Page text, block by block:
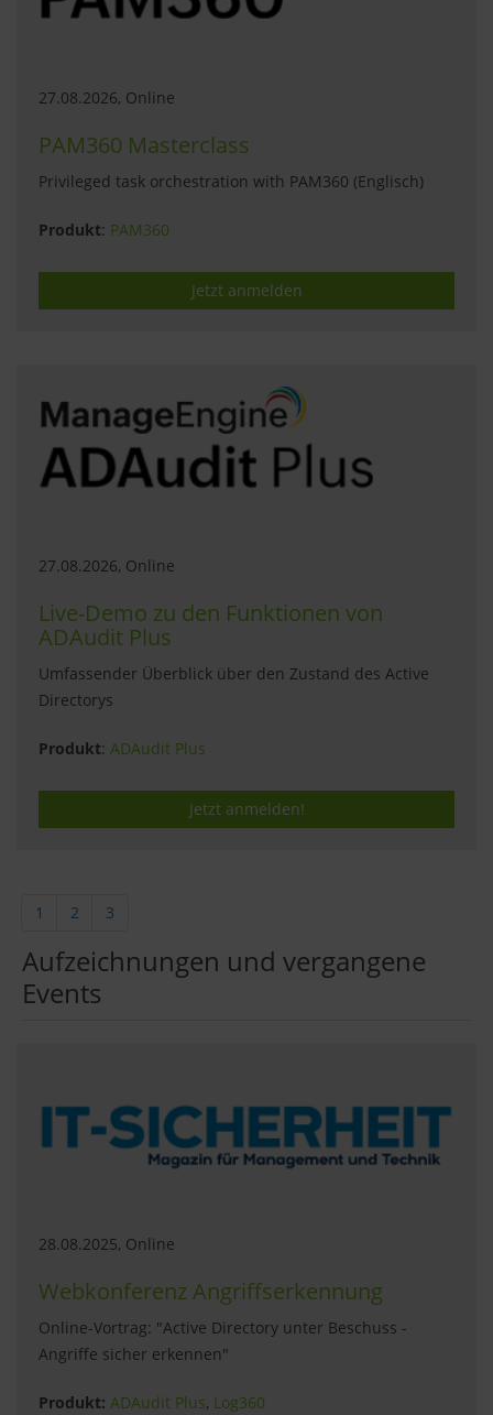
27.08.2026, Online
PAM360 Masterclass
Privileged task orchestration with PAM360 (Englisch)
Produkt: PAM360
Jetzt anmelden
27.08.2026, Online
Live-Demo zu den Funktionen von
ADAudit Plus
Umfassender Überblick über den Zustand des Active
Directorys
Produkt: ADAudit Plus
Jetzt anmelden!
1 2 3
Aufzeichnungen und vergangene
Events
28.08.2025, Online
Webkonferenz Angriffserkennung
Online-Vortrag: "Active Directory unter Beschuss -
Angriffe sicher erkennen"
Produkt: ADAudit Plus, Log360